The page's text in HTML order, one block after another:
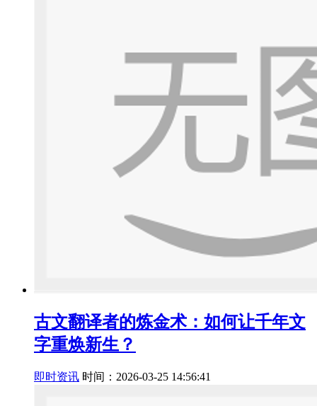
古文翻译者的炼金术：如何让千年文
字重焕新生？
即时资讯 时间：2026-03-25 14:56:41